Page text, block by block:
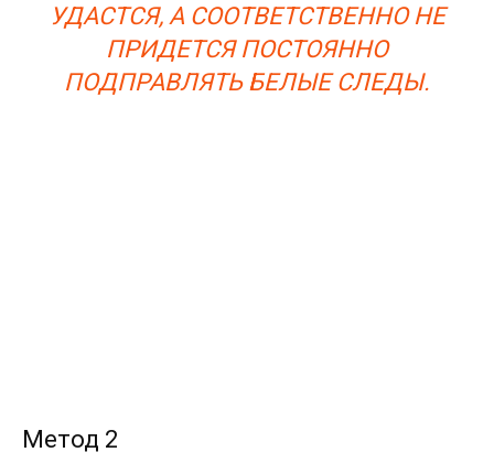
УДАСТСЯ, А СООТВЕТСТВЕННО НЕ
ПРИДЕТСЯ ПОСТОЯННО
ПОДПРАВЛЯТЬ БЕЛЫЕ СЛЕДЫ.
Метод 2